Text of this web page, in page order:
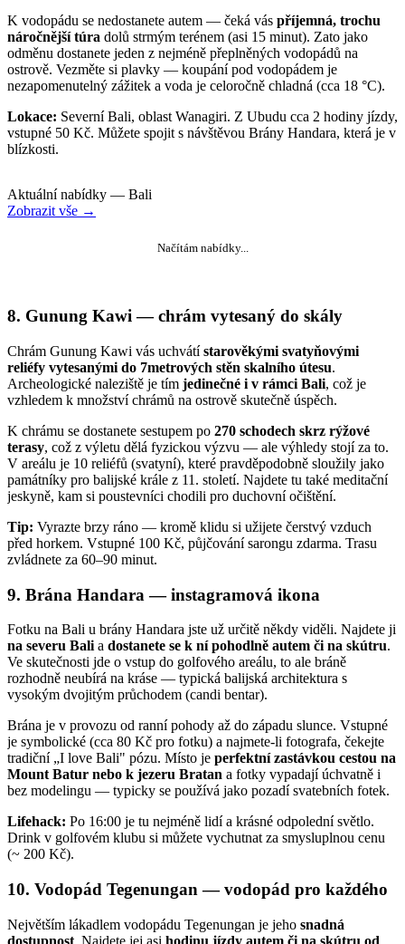
K vodopádu se nedostanete autem — čeká vás příjemná, trochu
náročnější túra dolů strmým terénem (asi 15 minut). Zato jako
odměnu dostanete jeden z nejméně přeplněných vodopádů na
ostrově. Vezměte si plavky — koupání pod vodopádem je
nezapomenutelný zážitek a voda je celoročně chladná (cca 18 °C).
Lokace: Severní Bali, oblast Wanagiri. Z Ubudu cca 2 hodiny jízdy,
vstupné 50 Kč. Můžete spojit s návštěvou Brány Handara, která je v
blízkosti.
Aktuální nabídky — Bali
Zobrazit vše →
Načítám nabídky...
8. Gunung Kawi — chrám vytesaný do skály
Chrám Gunung Kawi vás uchvátístarověkými svatyňovými
reliéfy vytesanými do 7metrových stěn skalního útesu.
Archeologické naleziště je tím jedinečné i v rámci Bali, což je
vzhledem k množství chrámů na ostrově skutečně úspěch.
K chrámu se dostanete sestupem po 270 schodech skrz rýžové
terasy, což z výletu dělá fyzickou výzvu — ale výhledy stojí za to.
V areálu je 10 reliéfů (svatyní), které pravděpodobně sloužily jako
památníky pro balijské krále z 11. století. Najdete tu také meditační
jeskyně, kam si poustevníci chodili pro duchovní očištění.
Tip: Vyrazte brzy ráno — kromě klidu si užijete čerstvý vzduch
před horkem. Vstupné 100 Kč, půjčování sarongu zdarma. Trasu
zvládnete za 60–90 minut.
9. Brána Handara — instagramová ikona
Fotku na Bali u brány Handara jste už určitě někdy viděli. Najdete ji
na severu Bali a dostanete se k ní pohodlně autem či na skútru.
Ve skutečnosti jde o vstup do golfového areálu, to ale bráně
rozhodně neubírá na kráse — typická balijská architektura s
vysokým dvojitým průchodem (candi bentar).
Brána je v provozu od ranní pohody až do západu slunce. Vstupné
je symbolické (cca 80 Kč pro fotku) a najmete-li fotografa, čekejte
tradiční „I love Bali" pózu. Místo je perfektní zastávkou cestou na
Mount Batur nebo k jezeru Bratan a fotky vypadají úchvatně i
bez modelingu — typicky se používá jako pozadí svatebních fotek.
Lifehack: Po 16:00 je tu nejméně lidí a krásné odpolední světlo.
Drink v golfovém klubu si můžete vychutnat za smysluplnou cenu
(~ 200 Kč).
10. Vodopád Tegenungan — vodopád pro každého
Největším lákadlem vodopádu Tegenungan je jeho snadná
dostupnost . Najdete jej asi hodinu jízdy autem či na skútru od